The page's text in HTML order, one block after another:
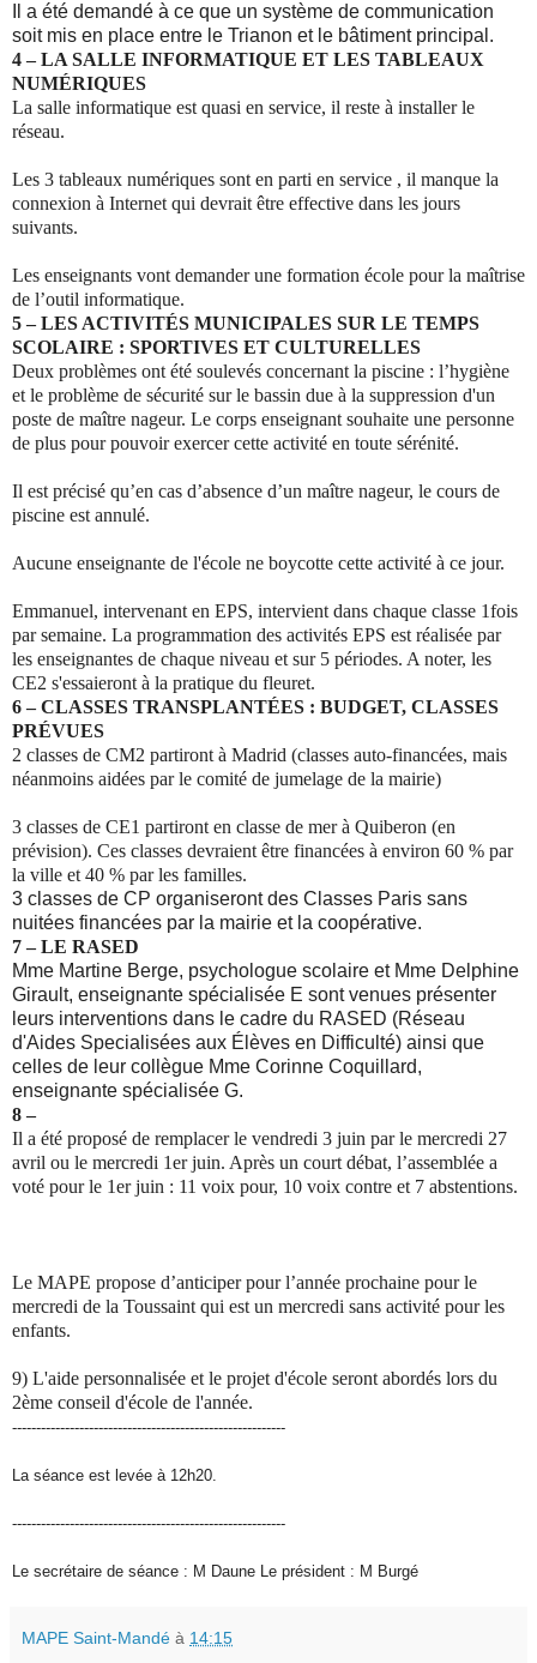
Il a été demandé à ce que un système de communication
soit mis en place entre le Trianon et le bâtiment principal.
4 – LA SALLE INFORMATIQUE ET LES TABLEAUX
NUMÉRIQUES
La salle informatique est quasi en service, il reste à installer le
réseau.
Les 3 tableaux numériques sont en parti en service , il manque la
connexion à Internet qui devrait être effective dans les jours
suivants.
Les enseignants vont demander une formation école pour la maîtrise
de l’outil informatique.
5 – LES ACTIVITÉS MUNICIPALES SUR LE TEMPS
SCOLAIRE : SPORTIVES ET CULTURELLES
Deux problèmes ont été soulevés concernant la piscine : l’hygiène
et le problème de sécurité sur le bassin due à la suppression d'un
poste de maître nageur. Le corps enseignant souhaite une personne
de plus pour pouvoir exercer cette activité en toute sérénité.
Il est précisé qu’en cas d’absence d’un maître nageur, le cours de
piscine est annulé.
Aucune enseignante de l'école ne boycotte cette activité à ce jour.
Emmanuel, intervenant en EPS, intervient dans chaque classe 1fois
par semaine. La programmation des activités EPS est réalisée par
les enseignantes de chaque niveau et sur 5 périodes. A noter, les
CE2 s'essaieront à la pratique du fleuret.
6 – CLASSES TRANSPLANTÉES : BUDGET, CLASSES
PRÉVUES
2 classes de CM2 partiront à Madrid (classes auto-financées, mais
néanmoins aidées par le comité de jumelage de la mairie)
3 classes de CE1 partiront en classe de mer à Quiberon (en
prévision). Ces classes devraient être financées à environ 60 % par
la ville et 40 % par les familles.
3 classes de CP organiseront des Classes Paris sans
nuitées financées par la mairie et la coopérative.
7 – LE RASED
Mme Martine Berge, psychologue scolaire et Mme Delphine
Girault, enseignante spécialisée E sont venues présenter
leurs interventions dans le cadre du RASED (Réseau
d'Aides Specialisées aux Élèves en Difficulté) ainsi que
celles de leur collègue Mme Corinne Coquillard,
enseignante spécialisée G.
8 –
Il a été proposé de remplacer le vendredi 3 juin par le mercredi 27
avril ou le mercredi 1er juin. Après un court débat, l’assemblée a
voté pour le 1erjuin : 11 voix pour, 10 voix contre et 7 abstentions.
Le MAPE propose d’anticiper pour l’année prochaine pour le
mercredi de la Toussaint qui est un mercredi sans activité pour les
enfants.
9) L'aide personnalisée et le projet d'école seront abordés lors du
2ème conseil d'école de l'année.
---------------------------------------------------------
La séance est levée à 12h20.
---------------------------------------------------------
Le secrétaire de séance : M Daune Le président : M Burgé
MAPE Saint-Mandé à 14:15